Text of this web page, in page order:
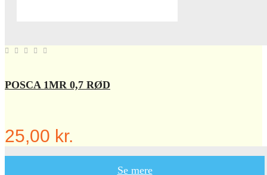
POSCA 1MR 0,7 RØD
25,00 kr.
Se mere